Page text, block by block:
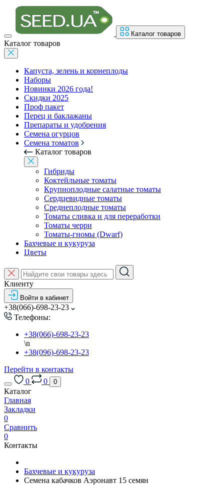
Каталог товаров
Каталог товаров
Капуста, зелень и корнеплоды
Наборы
Новинки 2026 года!
Скидки 2025
Проф пакет
Перец и баклажаны
Препараты и удобрения
Семена огурцов
Семена томатов
Каталог товаров
Гибриды
Коктейльные томаты
Крупноплодные салатные томаты
Сердцевидные томаты
Среднеплодные томаты
Томаты сливка и для переработки
Томаты черри
Томаты-гномы (Dwarf)
Бахчевые и кукуруза
Цветы
Клиенту
Войти в кабинет
+38(066)-698-23-23
Телефоны:
+38(066)-698-23-23
\n
+38(096)-698-23-23
Перейти в контакты
0
0 0
Каталог
Главная
Закладки
0
Сравнить
0
Контакты
Бахчевые и кукуруза
Семена кабачков Аэронавт 15 семян